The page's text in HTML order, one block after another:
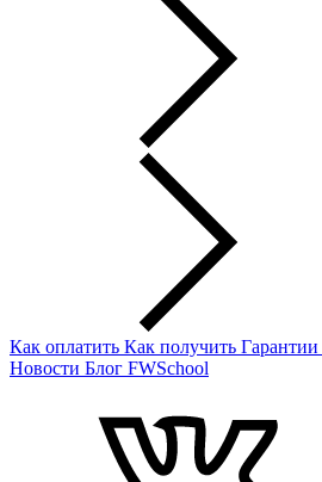
Как оплатить Как получить Гарантии
Новости Блог FWSchool